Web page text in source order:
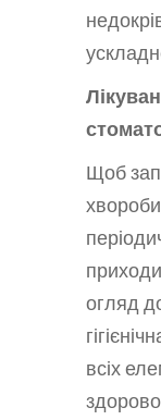
Щоб
огляд
всіх